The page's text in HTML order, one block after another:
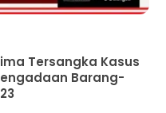
Tersangka Kasus
Barang-